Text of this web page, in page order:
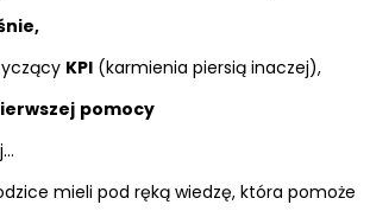
KPI (karmienia piersią inaczej),
pomocy
mieli pod ręką wiedzę, która pomoże